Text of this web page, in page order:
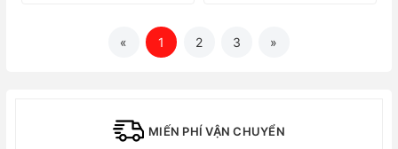
« 1 2 3 »
MIẾN PHÍ VẬN CHUYỂN